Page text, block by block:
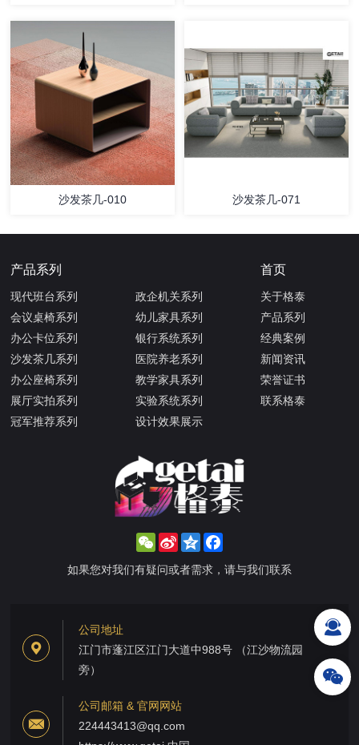
沙发茶几-010 沙发茶几-071
产品系列
现代班台系列
会议桌椅系列
办公卡位系列
沙发茶几系列
办公座椅系列
展厅实拍系列
冠军推荐系列
政企机关系列
幼儿家具系列
银行系统系列
医院养老系列
教学家具系列
实验系统系列
设计效果展示
首页
关于格泰
产品系列
经典案例
新闻资讯
荣誉证书
联系格泰
WeChat
Sina
Weibo
Qzone
如果您对我们有疑问或者需求，请与我们联系
公司地址
江门市蓬江区江门大道中988号 （江沙物流园
旁）
公司邮箱 & 官网网站
224443413@qq.com